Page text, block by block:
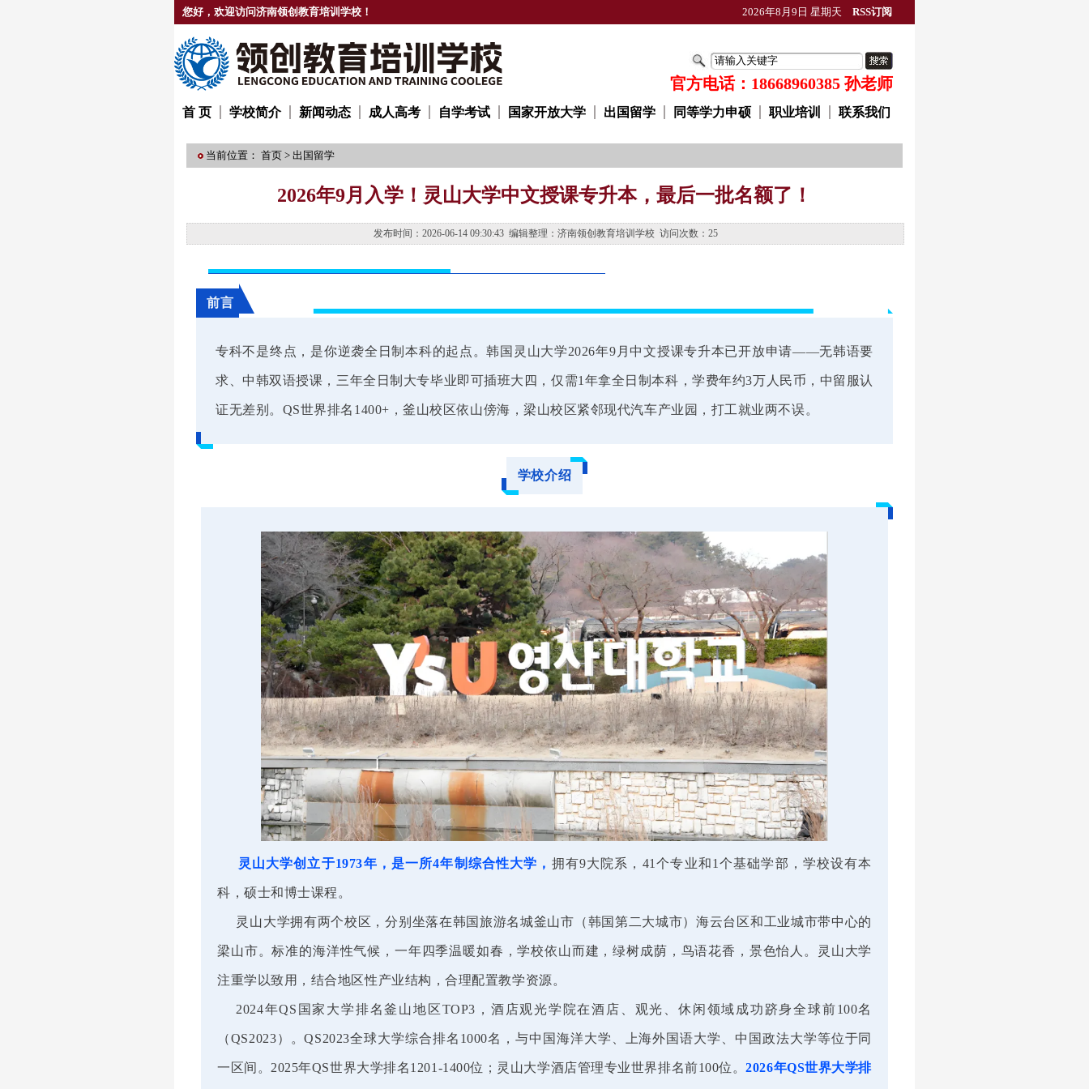
您好，欢迎访问济南领创教育培训学校！ 2026年8月9日 星期天 RSS订阅
官方电话：18668960385 孙老师
首 页 学校简介 新闻动态 成人高考 自学考试 国家开放大学 出国留学 同等学力申硕 职业培训 联系我们
当前位置： 首页 > 出国留学
2026年9月入学！灵山大学中文授课专升本，最后一批名额了！
发布时间：2026-06-14 09:30:43 编辑整理：济南领创教育培训学校 访问次数： 25
前言
专科不是终点，是你逆袭全日制本科的起点。韩国灵山大学2026年9月中文授课专升本已开放申请——无韩语要
求、中韩双语授课，三年全日制大专毕业即可插班大四，仅需1年拿全日制本科，学费年约3万人民币，中留服认
证无差别。QS世界排名1400+，釜山校区依山傍海，梁山校区紧邻现代汽车产业园，打工就业两不误。
学校介绍
灵山大学创立于1973年，是一所4年制综合性大学， 拥有9大院系，41个专业和1个基础学部，学校设有本
科，硕士和博士课程。
灵山大学拥有两个校区，分别坐落在韩国旅游名城釜山市（韩国第二大城市）海云台区和工业城市带中心的
梁山市。标准的海洋性气候，一年四季温暖如春，学校依山而建，绿树成荫，鸟语花香，景色怡人。灵山大学
注重学以致用，结合地区性产业结构，合理配置教学资源。
2024年QS国家大学排名釜山地区TOP3，酒店观光学院在酒店、观光、休闲领域成功跻身全球前100名
（QS2023）。QS2023全球大学综合排名1000名，与中国海洋大学、上海外国语大学、中国政法大学等位于同
一区间。2025年QS世界大学排名1201-1400位；灵山大学酒店管理专业世界排名前100位。2026年QS世界大学排